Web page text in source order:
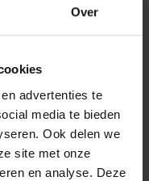
Over
advertenties te
media te bieden
Ook delen we
site met onze
en analyse. Deze
XLR
DIGITAAL